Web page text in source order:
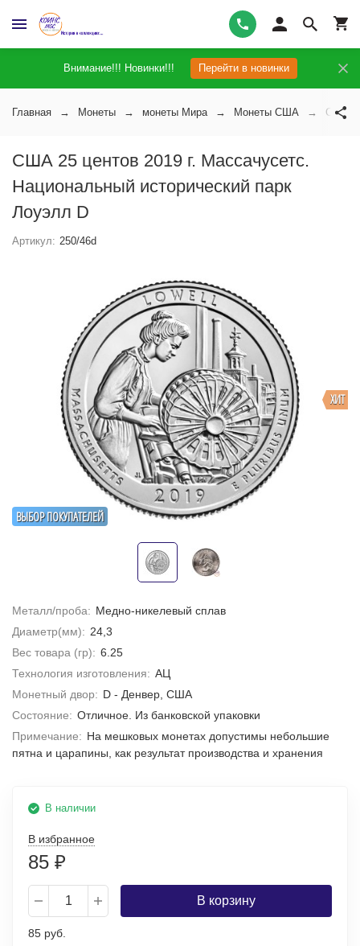
Внимание!!! Новинки!!! Перейти в новинки
Главная Монеты монеты Мира Монеты США США
США 25 центов 2019 г. Массачусетс.
Национальный исторический парк
Лоуэлл D
Артикул: 250/46d
ВЫБОР ПОКУПАТЕЛЕЙ
ХИТ
Металл/проба: Медно-никелевый сплав
Диаметр(мм): 24,3
Вес товара (гр): 6.25
Технология изготовления: АЦ
Монетный двор: D - Денвер, США
Состояние: Отличное. Из банковской упаковки
Примечание: На мешковых монетах допустимы небольшие
пятна и царапины, как результат производства и хранения
В наличии
В избранное
85 ₽
В корзину
85 руб.